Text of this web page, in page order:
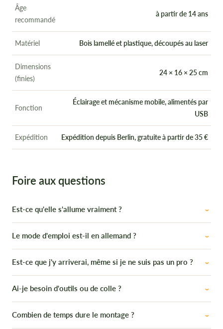
Âge
recommandé
à partir de 14 ans
Matériel Bois lamellé et plastique, découpés au laser
Dimensions
(finies)
24 × 16 × 25 cm
Fonction
Éclairage et mécanisme mobile, alimentés par
USB
Expédition Expédition depuis Berlin, gratuite à partir de 35 €
Foire aux questions
Est-ce qu'elle s'allume vraiment ?
Le mode d'emploi est-il en allemand ?
Est-ce que j'y arriverai, même si je ne suis pas un pro ?
Ai-je besoin d'outils ou de colle ?
Combien de temps dure le montage ?